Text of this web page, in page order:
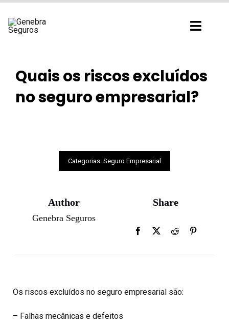
para
Quais os riscos excluídos
no seguro empresarial?
Categorias: Seguro Empresarial
Author
Genebra Seguros
Share
Os riscos excluídos no seguro empresarial são:
– Falhas mecânicas e defeitos